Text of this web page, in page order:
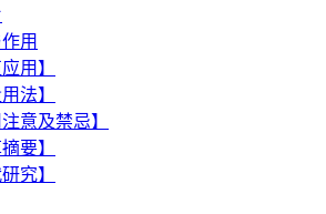
用
用】
法】
意及禁忌】
要】
究】